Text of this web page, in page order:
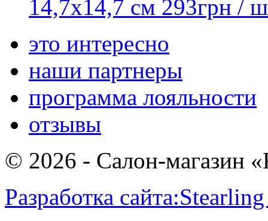
14,7x14,7 см 293грн /
это интересно
наши партнеры
программа лояльности
отзывы
© 2026 - Салон-магазин
Разработка сайта: